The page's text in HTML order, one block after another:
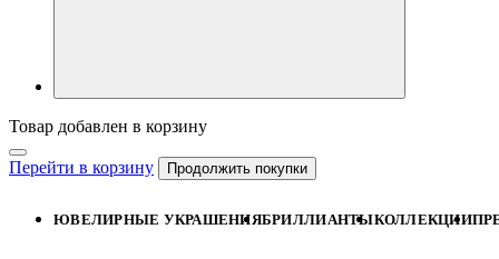
Товар добавлен в корзину
Перейти в корзину Продолжить покупки
ЮВЕЛИРНЫЕ УКРАШЕНИЯБРИЛЛИАНТЫКОЛЛЕКЦИИ